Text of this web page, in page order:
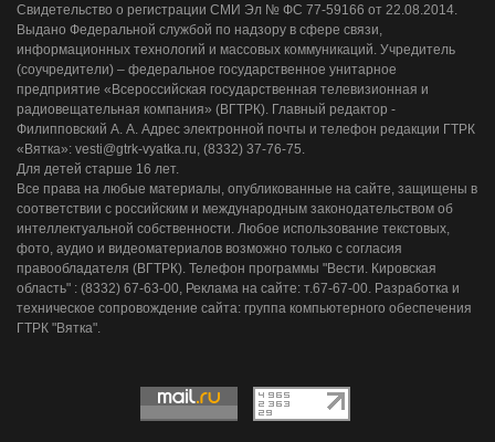
Свидетельство о регистрации СМИ Эл № ФС 77-59166 от 22.08.2014.
Выдано Федеральной службой по надзору в сфере связи,
информационных технологий и массовых коммуникаций. Учредитель
(соучредители) – федеральное государственное унитарное
предприятие «Всероссийская государственная телевизионная и
радиовещательная компания» (ВГТРК). Главный редактор -
Филипповский А. А. Адрес электронной почты и телефон редакции ГТРК
«Вятка»: vesti@gtrk-vyatka.ru, (8332) 37-76-75.
Для детей старше 16 лет.
Все права на любые материалы, опубликованные на сайте, защищены в
соответствии с российским и международным законодательством об
интеллектуальной собственности. Любое использование текстовых,
фото, аудио и видеоматериалов возможно только с согласия
правообладателя (ВГТРК). Телефон программы "Вести. Кировская
область" : (8332) 67-63-00, Реклама на сайте: т.67-67-00. Разработка и
техническое сопровождение сайта: группа компьютерного обеспечения
ГТРК "Вятка".